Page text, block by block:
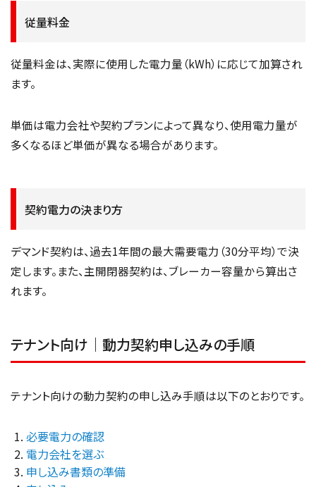
従量料金
従量料金は、実際に使用した電力量（kWh）に応じて加算され
ます。
単価は電力会社や契約プランによって異なり、使用電力量が
多くなるほど単価が異なる場合があります。
契約電力の決まり方
デマンド契約は、過去1年間の最大需要電力（30分平均）で決
定します。また、主開閉器契約は、ブレーカー容量から算出さ
れます。
テナント向け｜動力契約申し込みの手順
テナント向けの動力契約の申し込み手順は以下のとおりです。
必要電力の確認
電力会社を選ぶ
申し込み書類の準備